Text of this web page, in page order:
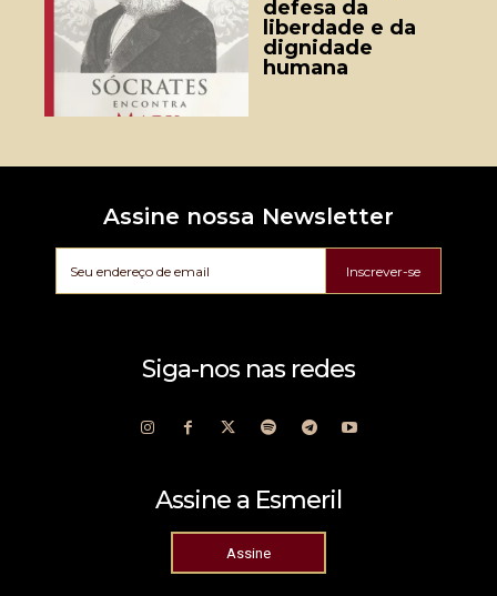
defesa da
liberdade e da
dignidade
humana
Assine nossa Newsletter
Inscrever-se
Siga-nos nas redes
Assine a Esmeril
Assine